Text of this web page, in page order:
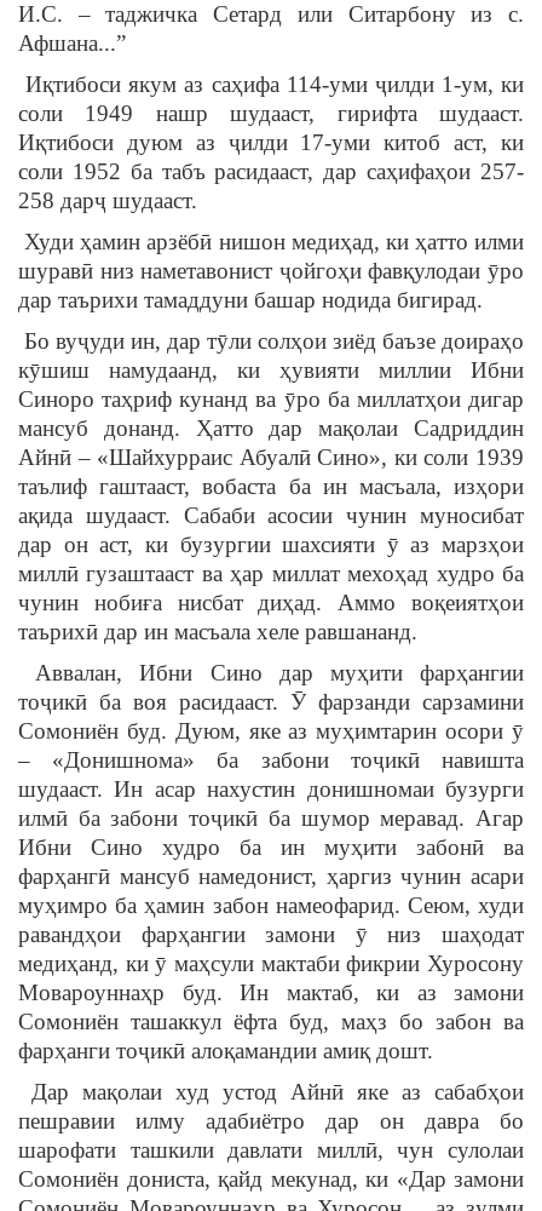
И.С. – таджичка Сетард или Ситарбону из с.
Афшана...”
Иқтибоси якум аз саҳифа 114-уми ҷилди 1-ум, ки
соли 1949 нашр шудааст, гирифта шудааст.
Иқтибоси дуюм аз ҷилди 17-уми китоб аст, ки
соли 1952 ба табъ расидааст, дар саҳифаҳои 257-
258 дарҷ шудааст.
Худи ҳамин арзёбӣ нишон медиҳад, ки ҳатто илми
шуравӣ низ наметавонист ҷойгоҳи фавқулодаи ӯро
дар таърихи тамаддуни башар нодида бигирад.
Бо вуҷуди ин, дар тӯли солҳои зиёд баъзе доираҳо
кӯшиш намудаанд, ки ҳувияти миллии Ибни
Синоро таҳриф кунанд ва ӯро ба миллатҳои дигар
мансуб донанд. Ҳатто дар мақолаи Садриддин
Айнӣ – «Шайхурраис Абуалӣ Сино», ки соли 1939
таълиф гаштааст, вобаста ба ин масъала, изҳори
ақида шудааст. Сабаби асосии чунин муносибат
дар он аст, ки бузургии шахсияти ӯ аз марзҳои
миллӣ гузаштааст ва ҳар миллат мехоҳад худро ба
чунин нобиға нисбат диҳад. Аммо воқеиятҳои
таърихӣ дар ин масъала хеле равшананд.
Аввалан, Ибни Сино дар муҳити фарҳангии
тоҷикӣ ба воя расидааст. Ӯ фарзанди сарзамини
Сомониён буд. Дуюм, яке аз муҳимтарин осори ӯ
– «Донишнома» ба забони тоҷикӣ навишта
шудааст. Ин асар нахустин донишномаи бузурги
илмӣ ба забони тоҷикӣ ба шумор меравад. Агар
Ибни Сино худро ба ин муҳити забонӣ ва
фарҳангӣ мансуб намедонист, ҳаргиз чунин асари
муҳимро ба ҳамин забон намеофарид. Сеюм, худи
равандҳои фарҳангии замони ӯ низ шаҳодат
медиҳанд, ки ӯ маҳсули мактаби фикрии Хуросону
Мовароуннаҳр буд. Ин мактаб, ки аз замони
Сомониён ташаккул ёфта буд, маҳз бо забон ва
фарҳанги тоҷикӣ алоқамандии амиқ дошт.
Дар мақолаи худ устод Айнӣ яке аз сабабҳои
пешравии илму адабиётро дар он давра бо
шарофати ташкили давлати миллӣ, чун сулолаи
Сомониён дониста, қайд мекунад, ки «Дар замони